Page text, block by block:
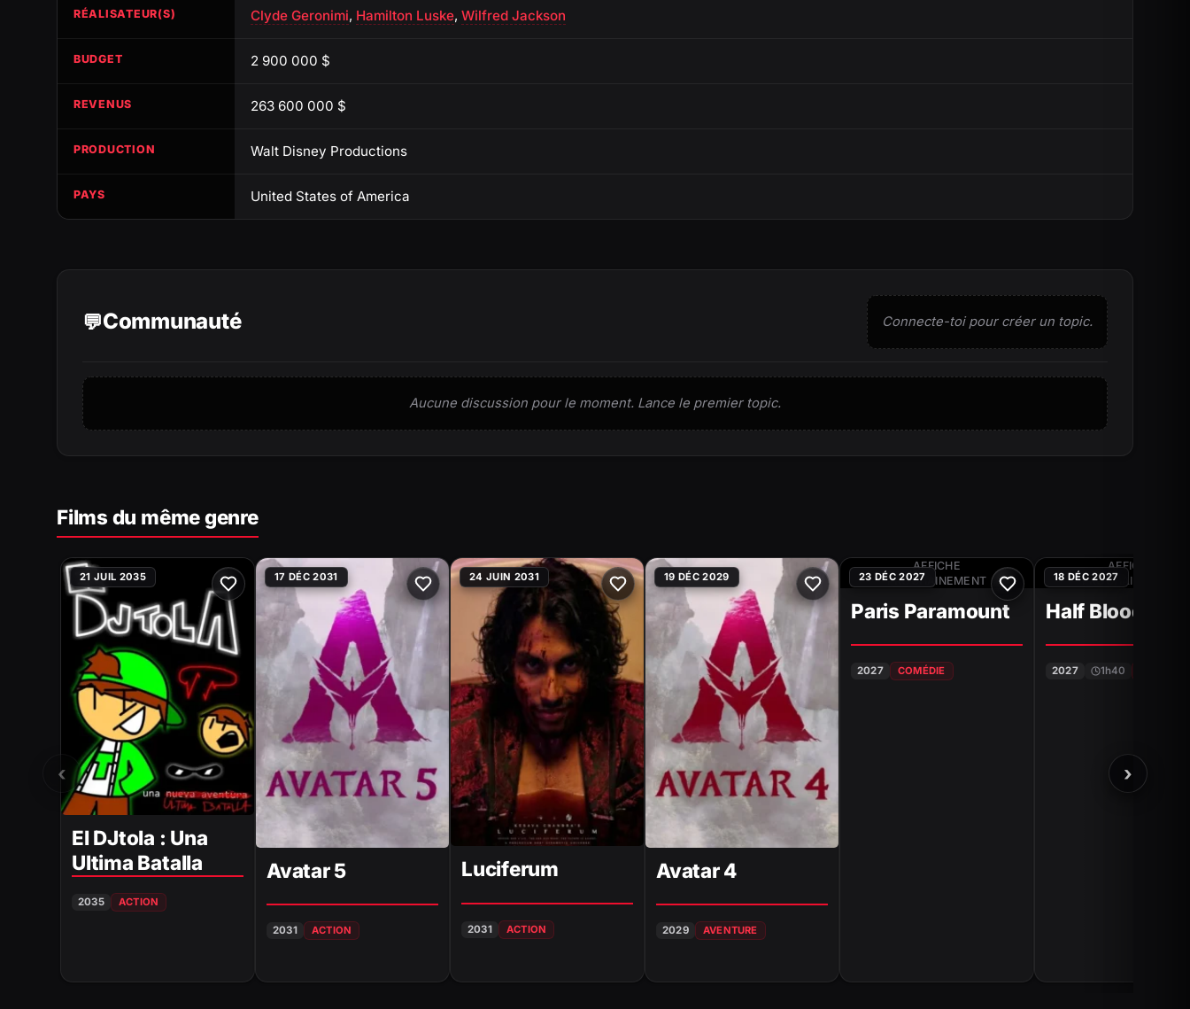
RÉALISATEUR(S) Clyde Geronimi, Hamilton Luske, Wilfred Jackson
BUDGET 2 900 000 $
REVENUS 263 600 000 $
PRODUCTION Walt Disney Productions
PAYS United States of America
Communauté Connecte-toi pour créer un topic.
Aucune discussion pour le moment. Lance le premier topic.
Films du même genre
‹
21 JUIL 2035
El DJtola : Una
Ultima Batalla
2035 ACTION
17 DÉC 2031
Avatar 5
2031 ACTION
24 JUIN 2031
Luciferum
2031 ACTION
19 DÉC 2029
Avatar 4
2029 AVENTURE
23 DÉC 2027
AFFICHE
PROCHAINEMENT
Paris Paramount
2027 COMÉDIE
18 DÉC 2027
AFFICHE
PROCHAINEMENT
Half Blood
2027 1h40
›